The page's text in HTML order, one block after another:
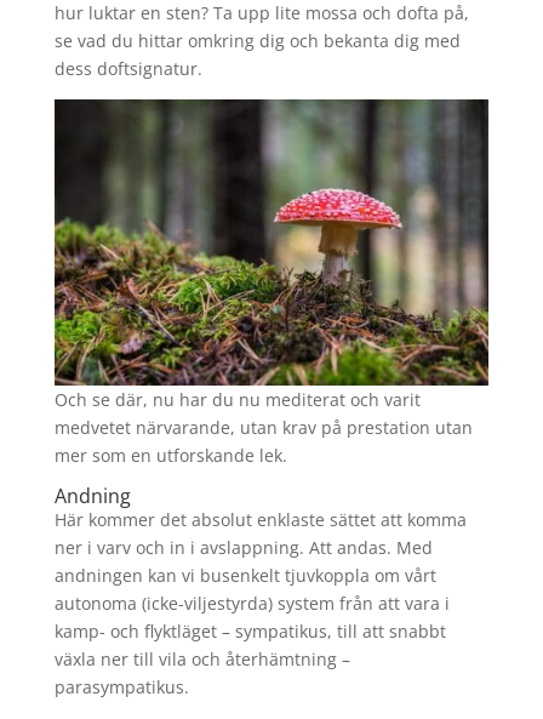
hur luktar en sten? Ta upp lite mossa och dofta på,
se vad du hittar omkring dig och bekanta dig med
dess doftsignatur.
Och se där, nu har du nu mediterat och varit
medvetet närvarande, utan krav på prestation utan
mer som en utforskande lek.
Andning
Här kommer det absolut enklaste sättet att komma
ner i varv och in i avslappning. Att andas. Med
andningen kan vi busenkelt tjuvkoppla om vårt
autonoma (icke-viljestyrda) system från att vara i
kamp- och flyktläget – sympatikus, till att snabbt
växla ner till vila och återhämtning –
parasympatikus.